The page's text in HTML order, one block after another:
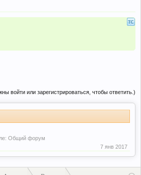
войти или зарегистрироваться, чтобы ответить.)
Общий форум
7 янв 2017